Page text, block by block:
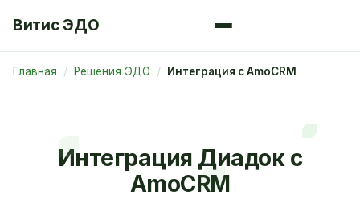
Витис ЭДО
Главная Решения ЭДО Интеграция с AmoCRM
Интеграция Диадок с
AmoCRM